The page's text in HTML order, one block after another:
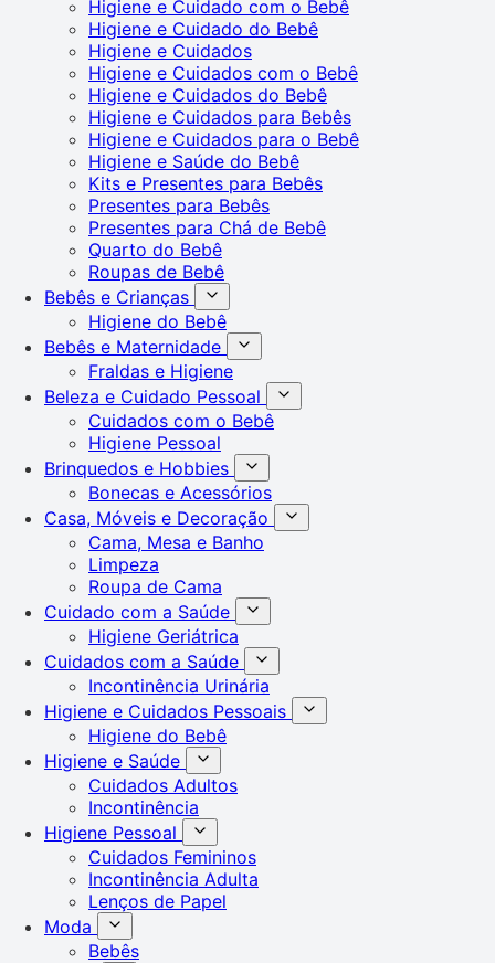
Higiene e Cuidado com o Bebê
Higiene e Cuidado do Bebê
Higiene e Cuidados
Higiene e Cuidados com o Bebê
Higiene e Cuidados do Bebê
Higiene e Cuidados para Bebês
Higiene e Cuidados para o Bebê
Higiene e Saúde do Bebê
Kits e Presentes para Bebês
Presentes para Bebês
Presentes para Chá de Bebê
Quarto do Bebê
Roupas de Bebê
Bebês e Crianças
Higiene do Bebê
Bebês e Maternidade
Fraldas e Higiene
Beleza e Cuidado Pessoal
Cuidados com o Bebê
Higiene Pessoal
Brinquedos e Hobbies
Bonecas e Acessórios
Casa, Móveis e Decoração
Cama, Mesa e Banho
Limpeza
Roupa de Cama
Cuidado com a Saúde
Higiene Geriátrica
Cuidados com a Saúde
Incontinência Urinária
Higiene e Cuidados Pessoais
Higiene do Bebê
Higiene e Saúde
Cuidados Adultos
Incontinência
Higiene Pessoal
Cuidados Femininos
Incontinência Adulta
Lenços de Papel
Moda
Bebês